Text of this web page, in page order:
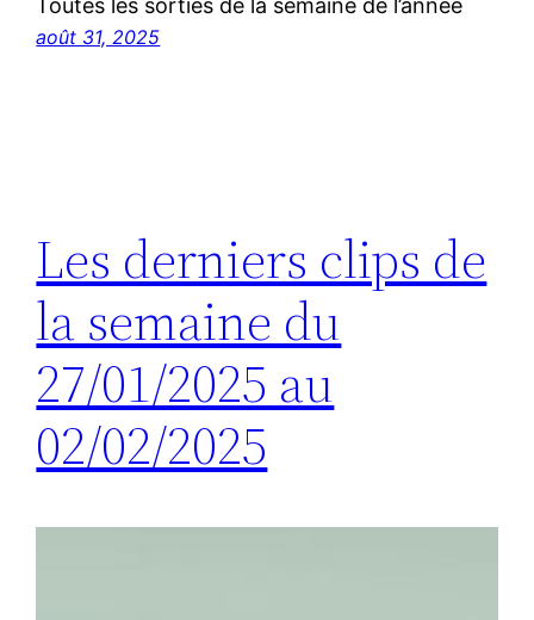
août 31, 2025
Les derniers clips de
la semaine du
27/01/2025 au
02/02/2025